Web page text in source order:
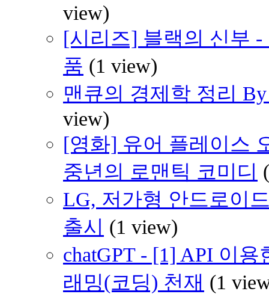
view)
[시리즈] 블랙의 신부
품 (1 view)
맨큐의 경제학 정리
view)
[영화] 유어 플레이스
중년의 로맨틱 코미디
LG, 저가형 안드로이
출시
(1 view)
chatGPT - [1] API 이
래밍(코딩) 천재 (1